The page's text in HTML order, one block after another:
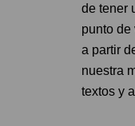
de tener
punto de
a partir
nuestra
textos y